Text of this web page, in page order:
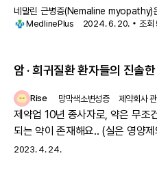
네말린 근병증(Nemaline myopathy)
질환으로, 골격근은 신체가 움직이기 위
MedlinePlus 2024. 6. 20. 조회
암 · 희귀질환 환자들의 진솔
Rise 망막색소변성증 제약회사
제약업 10년 종사자로, 약은 무조
되는 약이 존재해요.. (실은 영양
러과를 도시면서 진료과에서 따
2023. 4. 24.